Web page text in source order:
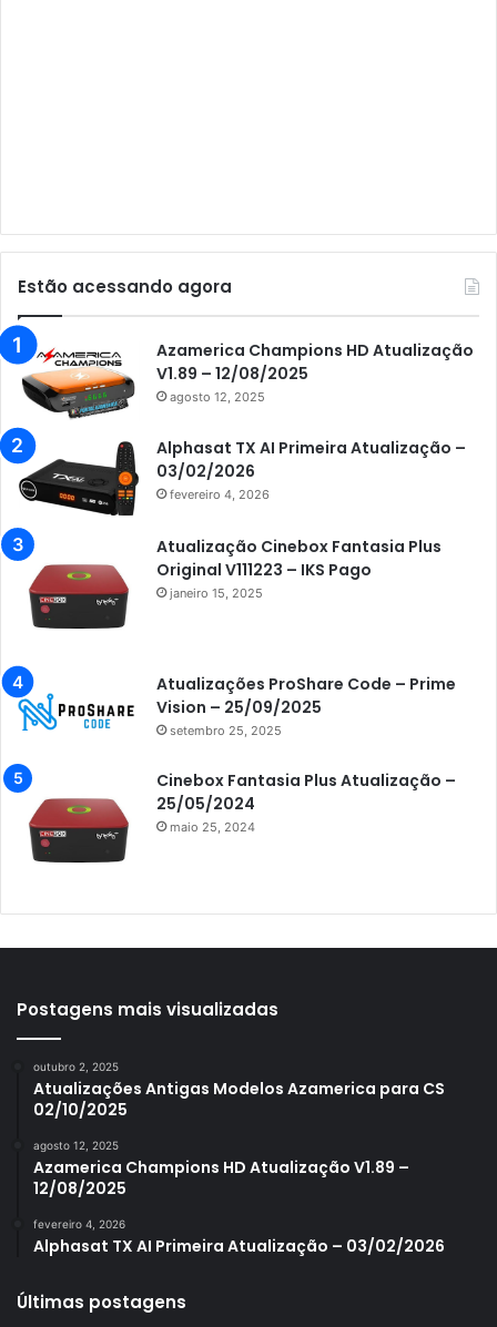
Audisat K10 Urus
Audisat K30 Aventador
Azamerica
Azamerica Beats
Azamerica Champions
Azamerica Champions IPTV
Azamerica Extremo IPTV
Azamerica F92 Plus
Azamerica Gold
Azamerica i7 IPTV
Azamerica King
Azamerica King GX PRO
Azamerica King IPTV
Azamerica Mobi
Azamerica S1005
Azamerica S1006 Plus
Azamerica S1007 New
Azamerica S1007 Plus
Azamerica S1009
Azamerica S2005
Estão acessando agora
Azamerica Champions HD Atualização
V1.89 – 12/08/2025
agosto 12, 2025
Alphasat TX AI Primeira Atualização –
03/02/2026
fevereiro 4, 2026
Atualização Cinebox Fantasia Plus
Original V111223 – IKS Pago
janeiro 15, 2025
Atualizações ProShare Code – Prime
Vision – 25/09/2025
setembro 25, 2025
Cinebox Fantasia Plus Atualização –
25/05/2024
maio 25, 2024
Postagens mais visualizadas
outubro 2, 2025
Atualizações Antigas Modelos Azamerica para CS
02/10/2025
agosto 12, 2025
Azamerica Champions HD Atualização V1.89 –
12/08/2025
fevereiro 4, 2026
Alphasat TX AI Primeira Atualização – 03/02/2026
Últimas postagens